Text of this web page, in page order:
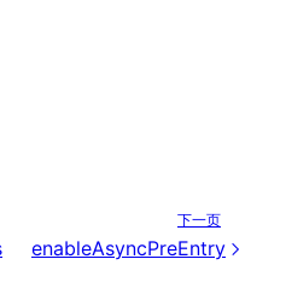
下一页
enableAsyncPreEntry